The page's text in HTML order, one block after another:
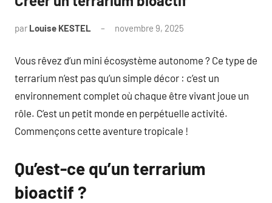
par Louise KESTEL novembre 9, 2025
Vous rêvez d’un mini écosystème autonome ? Ce type de
terrarium n’est pas qu’un simple décor : c’est un
environnement complet où chaque être vivant joue un
rôle. C’est un petit monde en perpétuelle activité.
Commençons cette aventure tropicale !
Qu’est-ce qu’un terrarium
bioactif ?